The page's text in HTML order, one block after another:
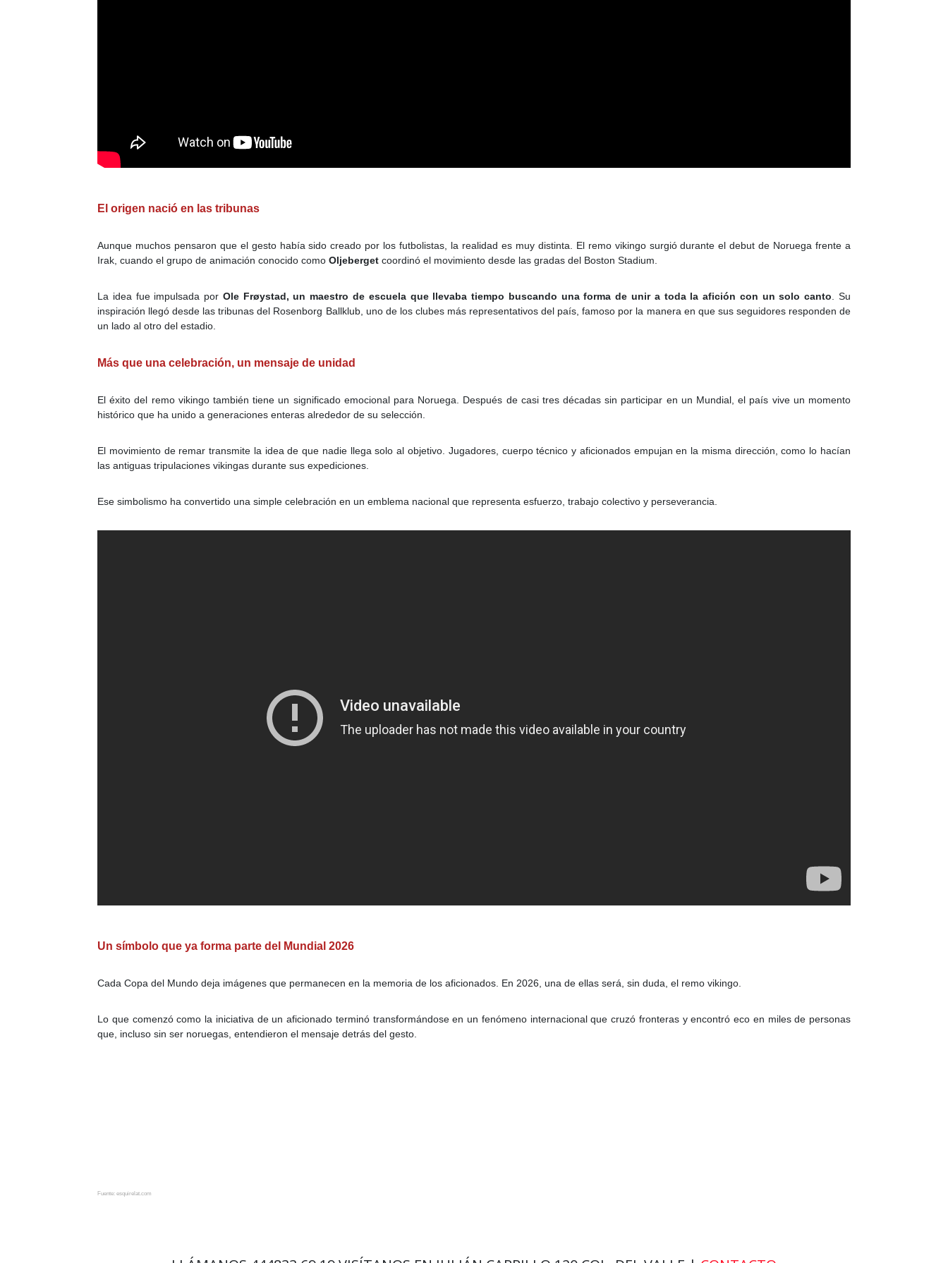
El origen nació en las tribunas
Aunque muchos pensaron que el gesto había sido creado por los futbolistas, la realidad es muy distinta. El remo vikingo surgió durante el debut de Noruega frente a
Irak, cuando el grupo de animación conocido como Oljeberget coordinó el movimiento desde las gradas del Boston Stadium.
La idea fue impulsada por Ole Frøystad, un maestro de escuela que llevaba tiempo buscando una forma de unir a toda la afición con un solo canto . Su
inspiración llegó desde las tribunas del Rosenborg Ballklub, uno de los clubes más representativos del país, famoso por la manera en que sus seguidores responden de
un lado al otro del estadio.
Más que una celebración, un mensaje de unidad
El éxito del remo vikingo también tiene un significado emocional para Noruega. Después de casi tres décadas sin participar en un Mundial, el país vive un momento
histórico que ha unido a generaciones enteras alrededor de su selección.
El movimiento de remar transmite la idea de que nadie llega solo al objetivo. Jugadores, cuerpo técnico y aficionados empujan en la misma dirección, como lo hacían
las antiguas tripulaciones vikingas durante sus expediciones.
Ese simbolismo ha convertido una simple celebración en un emblema nacional que representa esfuerzo, trabajo colectivo y perseverancia.
Un símbolo que ya forma parte del Mundial 2026
Cada Copa del Mundo deja imágenes que permanecen en la memoria de los aficionados. En 2026, una de ellas será, sin duda, el remo vikingo.
Lo que comenzó como la iniciativa de un aficionado terminó transformándose en un fenómeno internacional que cruzó fronteras y encontró eco en miles de personas
que, incluso sin ser noruegas, entendieron el mensaje detrás del gesto.
Fuente: esquirelat.com